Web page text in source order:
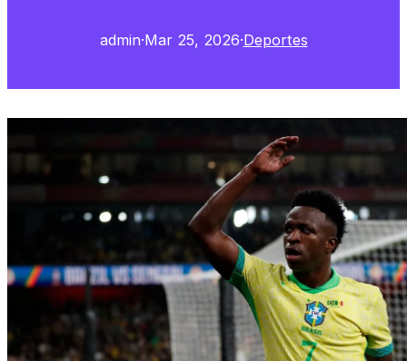
admin·Mar 25, 2026·Deportes